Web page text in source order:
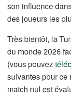
son influence
des joueurs les
Très bientôt, la
du monde 2026
(vous pouvez
suivantes pour ce
match nul est